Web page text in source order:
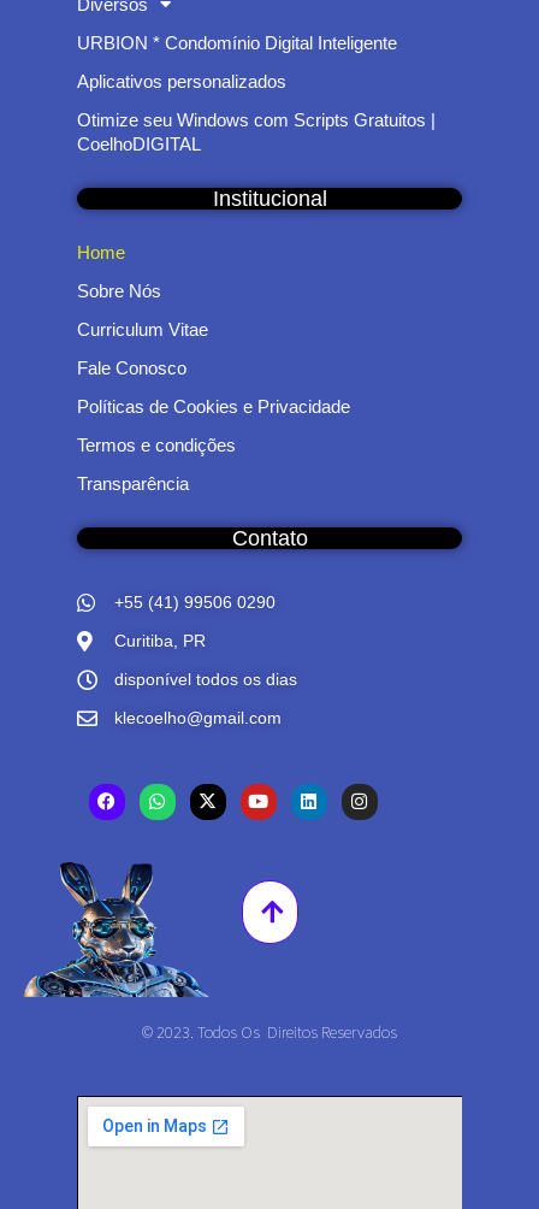
URBION * Condomínio Digital Inteligente
Aplicativos personalizados
Otimize seu Windows com Scripts Gratuitos |
CoelhoDIGITAL
Institucional
Home
Sobre Nós
Curriculum Vitae
Fale Conosco
Políticas de Cookies e Privacidade
Termos e condições
Transparência
Contato
+55 (41) 99506 0290
Curitiba, PR
disponível todos os dias
klecoelho@gmail.com
© 2023. Todos Os Direitos Reservados